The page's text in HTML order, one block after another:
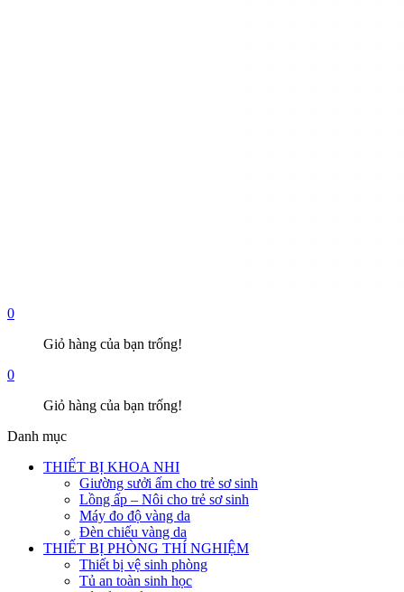
0
Giỏ hàng của bạn trống!
0
Giỏ hàng của bạn trống!
Danh mục
THIẾT BỊ KHOA NHI
Giường sưởi ấm cho trẻ sơ sinh
Lồng ấp – Nôi cho trẻ sơ sinh
Máy đo độ vàng da
Đèn chiếu vàng da
THIẾT BỊ PHÒNG THÍ NGHIỆM
Thiết bị vệ sinh phòng
Tủ an toàn sinh học